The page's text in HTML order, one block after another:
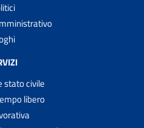
stato civile
libero